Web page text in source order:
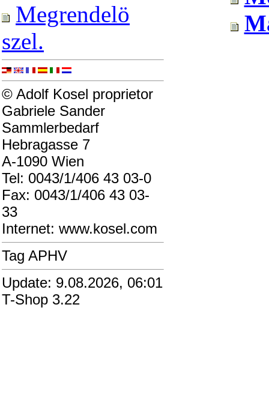
Megrendelö
szel.
© Adolf Kosel proprietor
Gabriele Sander
Sammlerbedarf
Hebragasse 7
A-1090 Wien
Tel: 0043/1/406 43 03-0
Fax: 0043/1/406 43 03-
33
Internet: www.kosel.com
Tag APHV
Update: 9.08.2026, 06:01
T-Shop 3.22